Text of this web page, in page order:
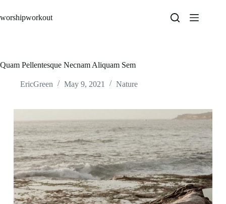
content
worshipworkout
Quam Pellentesque Necnam Aliquam Sem
EricGreen May 9, 2021 Nature